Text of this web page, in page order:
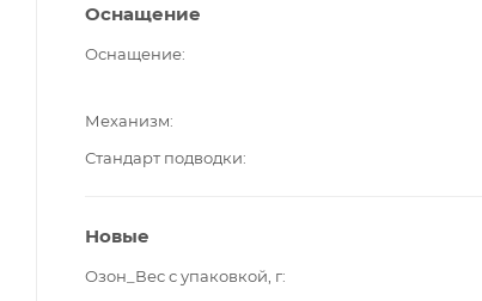
Оснащение
Оснащение
Механизм
Стандарт подводки
Новые
Озон_Вес с упаковкой, г